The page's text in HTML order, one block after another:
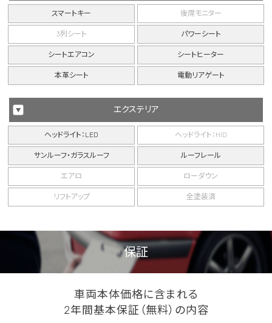
スマートキー 後席モニター
3列シート パワーシート
シートエアコン シートヒーター
本革シート 電動リアゲート
エクステリア
ヘッドライト：LED ヘッドライト：HID
サンルーフ・ガラスルーフ ルーフレール
エアロ ローダウン
リフトアップ 全塗装済
保証
車両本体価格に含まれる
2年間基本保証（無料）の内容